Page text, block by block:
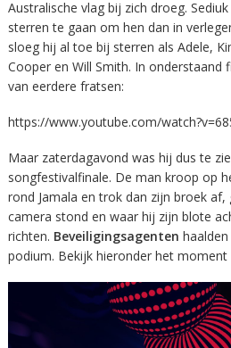
Australische vlag bij zich droeg.
sterren te gaan om hen dan in
sloeg hij al toe bij sterren als Adele,
Cooper en Will Smith. In onderstaand
van eerdere fratsen:
https://www.youtube.com/
Maar zaterdagavond was hij dus te
songfestivalfinale. De man kroop op
rond Jamala en trok dan zijn broek
camera stond en waar hij zijn blote
richten. Beveiligingsagenten
podium. Bekijk hieronder het moment